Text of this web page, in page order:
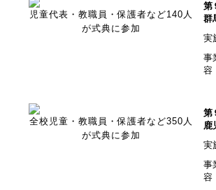
児童代表・教職員・保護者など140人
が式典に参加
第
群
実
事
容
全校児童・教職員・保護者など350人
が式典に参加
第
鹿
実
事
容